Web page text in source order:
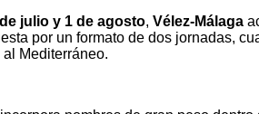
julio y 1 de agosto, Vélez-Málaga
por un formato de dos jornadas,
Mediterráneo.